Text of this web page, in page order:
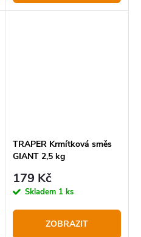
TRAPER Krmítková směs
GIANT 2,5 kg
179 Kč
Skladem 1 ks
ZOBRAZIT